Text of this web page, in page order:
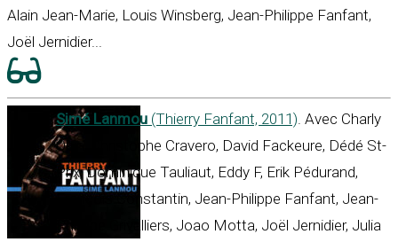
Alain Jean-Marie, Louis Winsberg, Jean-Philippe Fanfant,
Joël Jernidier...
Simé Lanmou (Thierry Fanfant, 2011). Avec Charly
Obin, Christophe Cravero, David Fackeure, Dédé St-
Prix, Dominique Tauliaut, Eddy F, Erik Pédurand,
François Constantin, Jean-Philippe Fanfant, Jean-
Philippe Grivalliers, Joao Motta, Joël Jernidier, Julia